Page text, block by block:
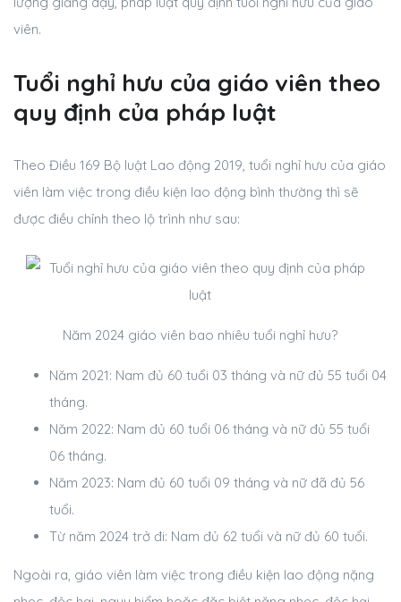
viên.
Tuổi nghỉ hưu của giáo viên theo
quy định của pháp luật
Theo Điều 169 Bộ luật Lao động 2019, tuổi nghỉ hưu của giáo
viên làm việc trong điều kiện lao động bình thường thì sẽ
được điều chỉnh theo lộ trình như sau:
Năm 2024 giáo viên bao nhiêu tuổi nghỉ hưu?
Năm 2021: Nam đủ 60 tuổi 03 tháng và nữ đủ 55 tuổi 04
tháng.
Năm 2022: Nam đủ 60 tuổi 06 tháng và nữ đủ 55 tuổi
06 tháng.
Năm 2023: Nam đủ 60 tuổi 09 tháng và nữ đã đủ 56
tuổi.
Từ năm 2024 trở đi: Nam đủ 62 tuổi và nữ đủ 60 tuổi.
Ngoài ra, giáo viên làm việc trong điều kiện lao động nặng